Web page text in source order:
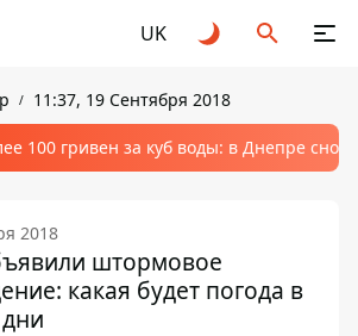
UK
11:37, 19 Сентября 2018
100 гривен за куб воды: в Днепре
2018
штормовое
какая будет погода в